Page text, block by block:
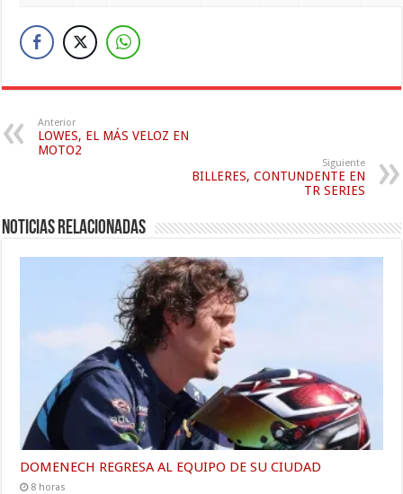
Anterior
LOWES, EL MÁS VELOZ EN
MOTO2
Siguiente
BILLERES, CONTUNDENTE EN
TR SERIES
Noticias relacionadas
DOMENECH REGRESA AL EQUIPO DE SU CIUDAD
8 horas